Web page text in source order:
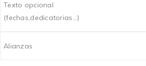
Texto opcional
(fechas,dedicatorias...)
Alianzas